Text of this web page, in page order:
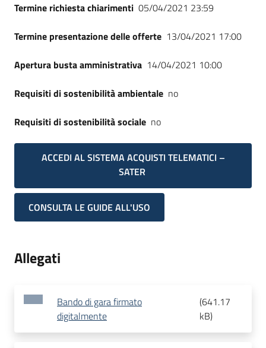
Termine richiesta chiarimenti 05/04/2021 23:59
Termine presentazione delle offerte 13/04/2021 17:00
Apertura busta amministrativa 14/04/2021 10:00
Requisiti di sostenibilità ambientale no
Requisiti di sostenibilità sociale no
ACCEDI AL SISTEMA ACQUISTI TELEMATICI –
SATER
CONSULTA LE GUIDE ALL'USO
Allegati
Bando di gara firmato
digitalmente
(641.17
kB)